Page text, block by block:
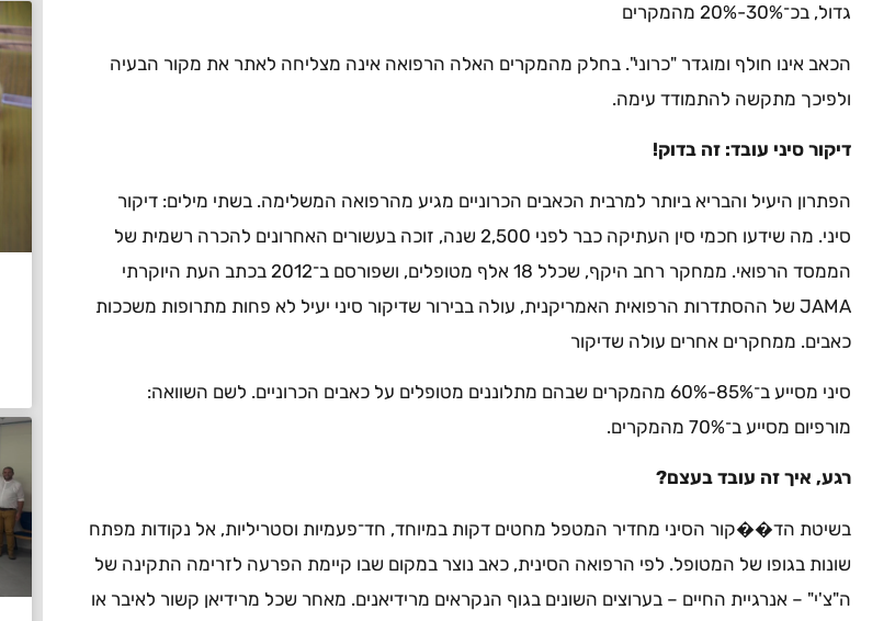
גדול, בכ־30%-20% מהמקרים
הכאב אינו חולף ומוגדר "כרוני". בחלק מהמקרים האלה הרפואה אינה מצליחה לאתר את מקור הבעיה
ולפיכך מתקשה להתמודד עימה.
דיקור סיני עובד: זה בדוק!
הפתרון היעיל והבריא ביותר למרבית הכאבים הכרוניים מגיע מהרפואה המשלימה. בשתי מילים: דיקור
סיני. מה שידעו חכמי סין העתיקה כבר לפני 2,500 שנה, זוכה בעשורים האחרונים להכרה רשמית של
הממסד הרפואי. ממחקר רחב היקף, שכלל 18 אלף מטופלים, ושפורסם ב־2012 בכתב העת היוקרתי
JAMA של ההסתדרות הרפואית האמריקנית, עולה בבירור שדיקור סיני יעיל לא פחות מתרופות משככות
כאבים. ממחקרים אחרים עולה שדיקור
סיני מסייע ב־85%-60% מהמקרים שבהם מתלוננים מטופלים על כאבים הכרוניים. לשם השוואה:
מורפיום מסייע ב־70% מהמקרים.
רגע, איך זה עובד בעצם?
בשיטת הד��קור הסיני מחדיר המטפל מחטים דקות במיוחד, חד־פעמיות וסטריליות, אל נקודות מפתח
שונות בגופו של המטופל. לפי הרפואה הסינית, כאב נוצר במקום שבו קיימת הפרעה לזרימה התקינה של
ה"צ'י" – אנרגיית החיים – בערוצים השונים בגוף הנקראים מרידיאנים. מאחר שכל מרידיאן קשור לאיבר או